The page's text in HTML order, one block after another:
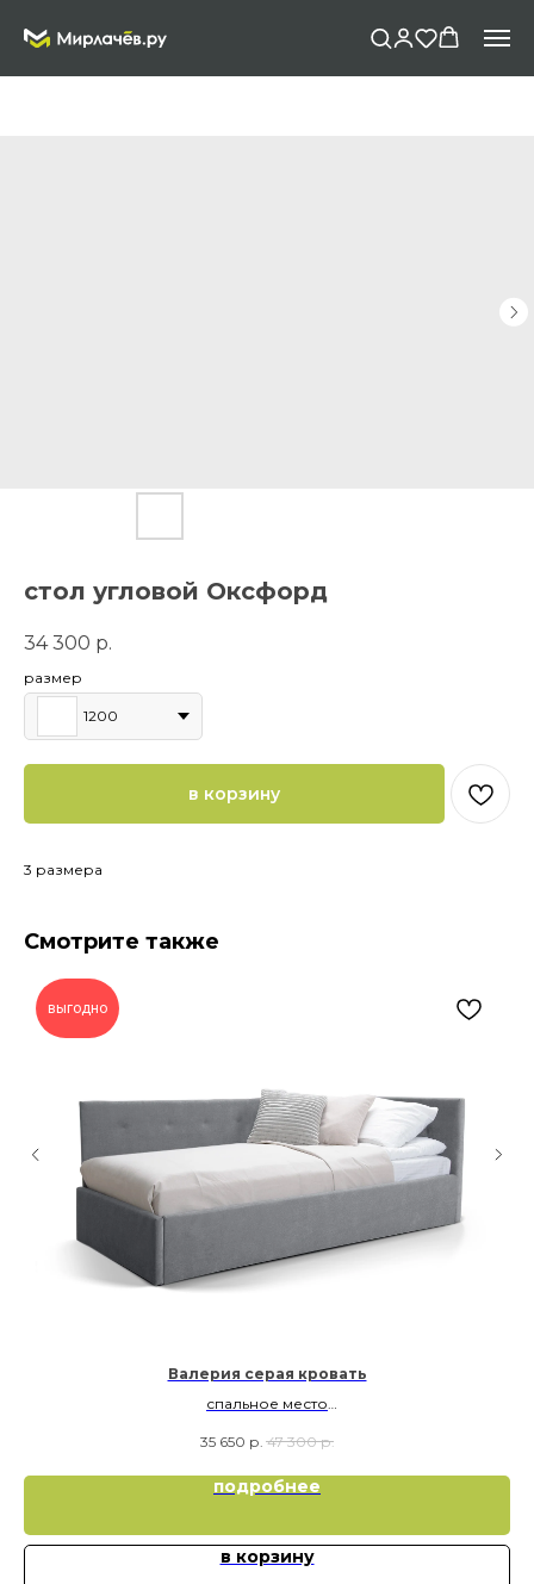
стол угловой Оксфорд
34 300 р.
размер
1200
в корзину
3 размера
Смотрите также
выгодно
Валерия серая кровать
спальное место
35 650 р. 47 300 р.
подробнее
в корзину